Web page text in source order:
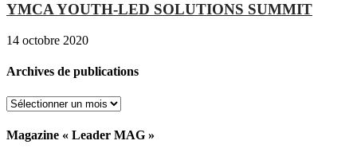
YMCA YOUTH-LED SOLUTIONS SUMMIT
14 octobre 2020
Archives de publications
Magazine « Leader MAG »